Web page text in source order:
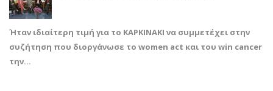
Ήταν ιδιαίτερη τιμή για το ΚΑΡΚΙΝΑΚΙ να συμμετέχει στην
συζήτηση που διοργάνωσε το women act και του win cancer
την…